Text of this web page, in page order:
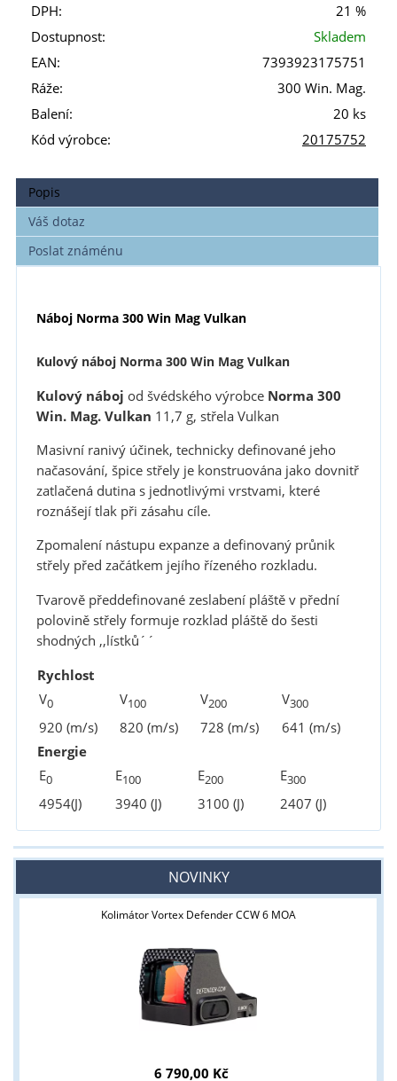
DPH:
21 %
Dostupnost:
Skladem
EAN:
7393923175751
Ráže:
300 Win. Mag.
Balení:
20 ks
Kód výrobce:
20175752
Popis
Váš dotaz
Poslat známénu
Náboj Norma 300 Win Mag Vulkan
Kulový náboj Norma 300 Win Mag Vulkan
Kulový náboj od švédského výrobce Norma 300
Win. Mag. Vulkan 11,7 g, střela Vulkan
Masivní ranivý účinek, technicky definované jeho
načasování, špice střely je konstruována jako dovnitř
zatlačená dutina s jednotlivými vrstvami, které
roznášejí tlak při zásahu cíle.
Zpomalení nástupu expanze a definovaný průnik
střely před začátkem jejího řízeného rozkladu.
Tvarově předdefinované zeslabení pláště v přední
polovině střely formuje rozklad pláště do šesti
shodných ,,lístků´´
Rychlost
V0 V100 V200 V300
920 (m/s) 820 (m/s) 728 (m/s)
641 (m/s)
Energie
E0 E100 E200 E300
4954(J) 3940 (J) 3100 (J) 2407 (J)
NOVINKY
Kolimátor Vortex Defender CCW 6 MOA
6 790,00 Kč